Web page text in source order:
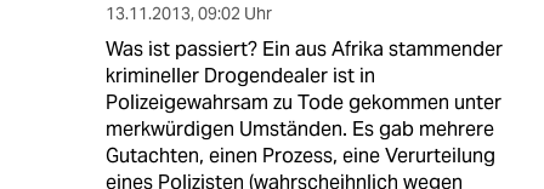
13.11.2013, 09:02 Uhr
Was ist passiert? Ein aus Afrika stammender
krimineller Drogendealer ist in
Polizeigewahrsam zu Tode gekommen unter
merkwürdigen Umständen. Es gab mehrere
Gutachten, einen Prozess, eine Verurteilung
eines Polizisten (wahrscheihnlich wegen